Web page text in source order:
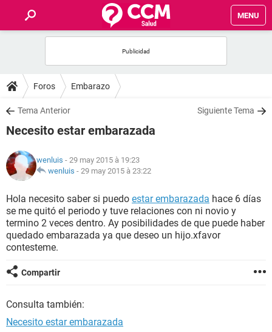
MENU
FORUMS
SALUD
NUTRICIÓN
BIENESTAR
SEXUALIDAD
GLOSARIO
Foros Embarazo
Tema Anterior Siguiente Tema
Necesito estar embarazada
wenluis - 29 may 2015 à 19:23
wenluis - 29 may 2015 à 23:22
Hola necesito saber si puedo estar embarazada hace 6 días
se me quitó el periodo y tuve relaciones con ni novio y
termino 2 veces dentro. Ay posibilidades de que puede haber
quedado embarazada ya que deseo un hijo.xfavor
contesteme.
Compartir
Consulta también:
Necesito estar embarazada